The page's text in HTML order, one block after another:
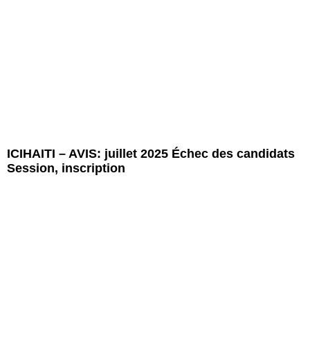
ICIHAITI – AVIS: juillet 2025 Échec des candidats
Session, inscription